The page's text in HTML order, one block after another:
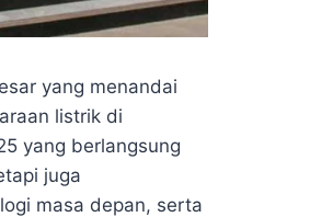
yang menandai
listrik di
yang berlangsung
juga
masa depan, serta